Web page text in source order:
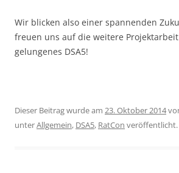
Wir blicken also einer spannenden
freuen uns auf die weitere
gelungenes DSA5!
Dieser Beitrag wurde am 23. Oktober 2014
unterAllgemein, DSA5, RatCon veröffentlicht.